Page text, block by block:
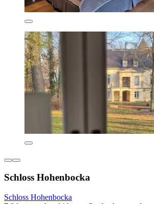
Schloss Hohenbocka
Schloss Hohenbocka